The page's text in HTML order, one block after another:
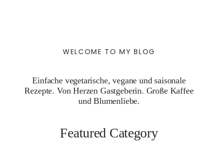
WELCOME TO MY BLOG
Einfache vegetarische, vegane und saisonale
Rezepte. Von Herzen Gastgeberin. Große Kaffee
und Blumenliebe.
Featured Category